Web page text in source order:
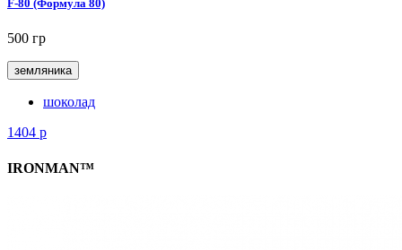
F-80 (Формула 80)
500 гр
земляника
шоколад
1404 р
IRONMAN™